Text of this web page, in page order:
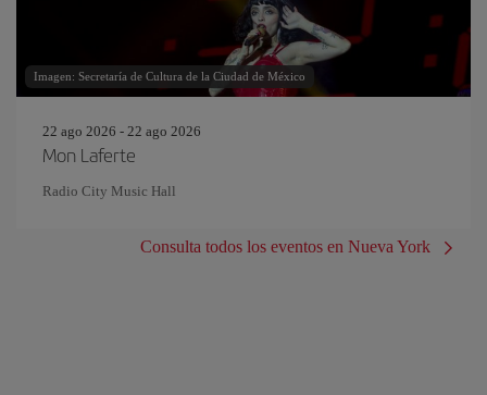
Imagen: Secretaría de Cultura de la Ciudad de México
22 ago 2026 - 22 ago 2026
Mon Laferte
Radio City Music Hall
Consulta todos los eventos en Nueva York